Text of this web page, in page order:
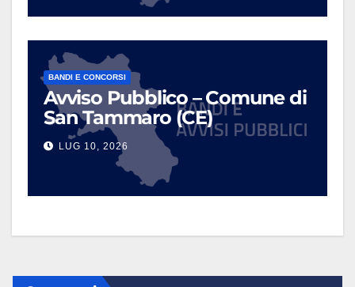
BANDI E CONCORSI
Avviso Pubblico – Comune di
San Tammaro (CE)
LUG 10, 2026